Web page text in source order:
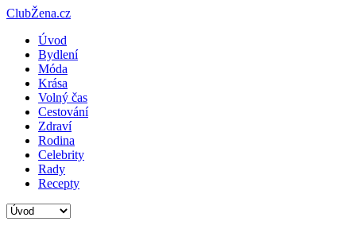
ClubŽena.cz
Úvod
Bydlení
Móda
Krása
Volný čas
Cestování
Zdraví
Rodina
Celebrity
Rady
Recepty